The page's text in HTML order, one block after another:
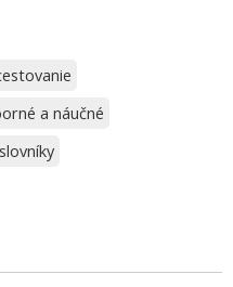
a náučné